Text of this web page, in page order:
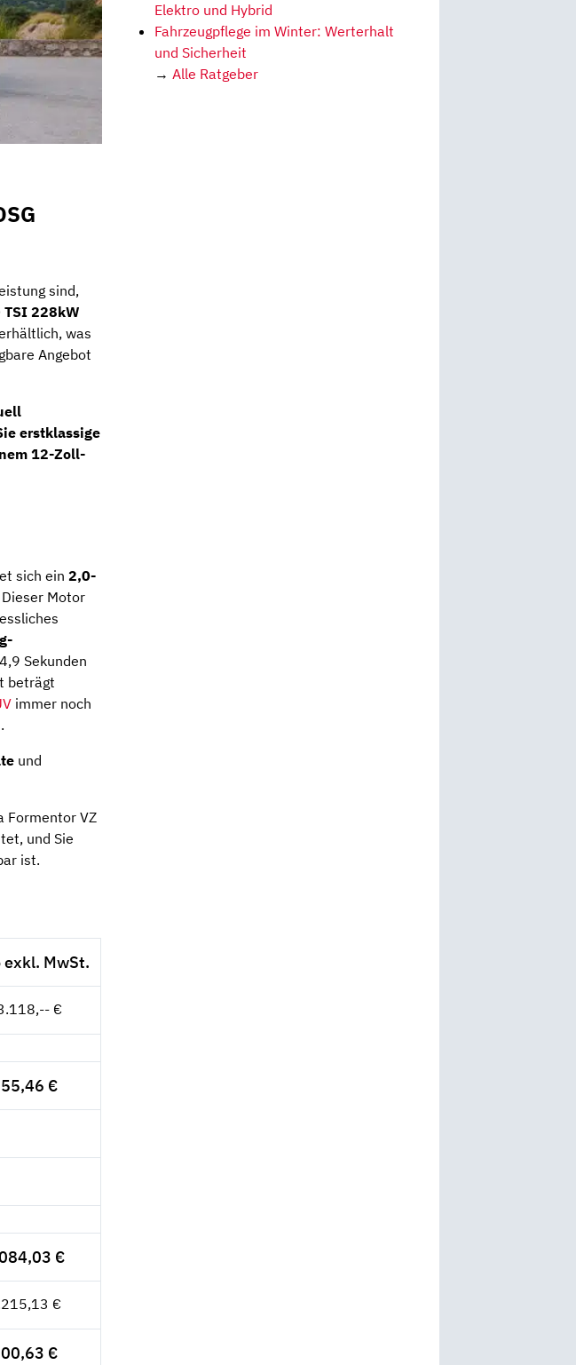
sind,
TSI 228kW
was
Angebot
erstklassige
12-Zoll-
sich ein 2,0-
Motor
Sekunden
beträgt
immer noch
und
Formentor VZ
und Sie
ist.
MwSt.
€
€
€
€
€
Elektro und Hybrid
Fahrzeugpflege im Winter: Werterhalt
und Sicherheit
→ Alle Ratgeber